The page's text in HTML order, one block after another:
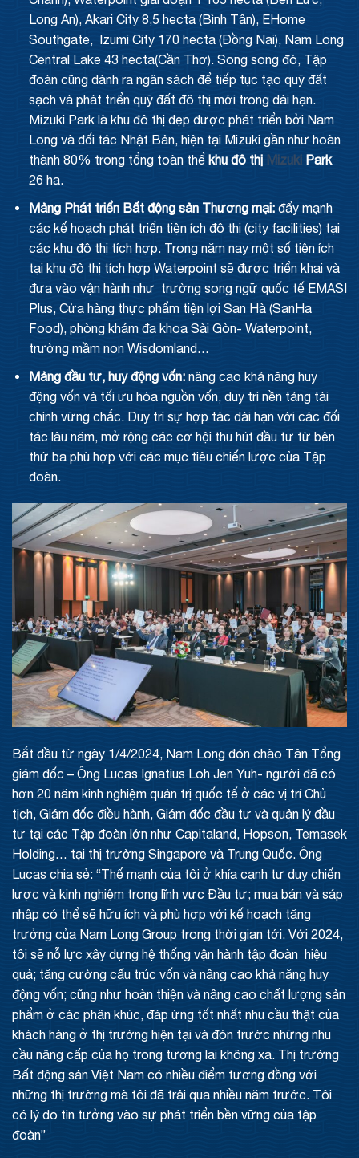
Long An), Akari City 8,5 hecta (Bình Tân), EHome
Southgate, Izumi City 170 hecta (Đồng Nai), Nam Long
Central Lake 43 hecta(Cần Thơ). Song song đó, Tập
đoàn cũng dành ra ngân sách để tiếp tục tạo quỹ đất
sạch và phát triển quỹ đất đô thị mới trong dài hạn.
Mizuki Park là khu đô thị đẹp được phát triển bởi Nam
Long và đối tác Nhật Bản, hiện tại Mizuki gần như hoàn
thành 80% trong tổng toàn thể khu đô thị MizukiPark
26 ha.
Mảng Phát triển Bất động sản Thương mại:đẩy mạnh
các kế hoạch phát triển tiện ích đô thị (city facilities) tại
các khu đô thị tích hợp. Trong năm nay một số tiện ích
tại khu đô thị tích hợp Waterpoint sẽ được triển khai và
đưa vào vận hành như trường song ngữ quốc tế EMASI
Plus, Cửa hàng thực phẩm tiện lợi San Hà (SanHa
Food), phòng khám đa khoa Sài Gòn- Waterpoint,
trường mầm non Wisdomland…
Mảng đầu tư, huy động vốn: nâng cao khả năng huy
động vốn và tối ưu hóa nguồn vốn, duy trì nền tảng tài
chính vững chắc. Duy trì sự hợp tác dài hạn với các đối
tác lâu năm, mở rộng các cơ hội thu hút đầu tư từ bên
thứ ba phù hợp với các mục tiêu chiến lược của Tập
đoàn.
Bắt đầu từ ngày 1/4/2024, Nam Long đón chào Tân Tổng
giám đốc – Ông Lucas Ignatius Loh Jen Yuh- người đã có
hơn 20 năm kinh nghiệm quản trị quốc tế ở các vị trí Chủ
tịch, Giám đốc điều hành, Giám đốc đầu tư và quản lý đầu
tư tại các Tập đoàn lớn như Capitaland, Hopson, Temasek
Holding… tại thị trường Singapore và Trung Quốc. Ông
Lucas chia sẻ: “Thế mạnh của tôi ở khía cạnh tư duy chiến
lược và kinh nghiệm trong lĩnh vực Đầu tư; mua bán và sáp
nhập có thể sẽ hữu ích và phù hợp với kế hoạch tăng
trưởng của Nam Long Group trong thời gian tới. Với 2024,
tôi sẽ nỗ lực xây dựng hệ thống vận hành tập đoàn hiệu
quả; tăng cường cấu trúc vốn và nâng cao khả năng huy
động vốn; cũng như hoàn thiện và nâng cao chất lượng sản
phẩm ở các phân khúc, đáp ứng tốt nhất nhu cầu thật của
khách hàng ở thị trường hiện tại và đón trước những nhu
cầu nâng cấp của họ trong tương lai không xa. Thị trường
Bất động sản Việt Nam có nhiều điểm tương đồng với
những thị trường mà tôi đã trải qua nhiều năm trước. Tôi
có lý do tin tưởng vào sự phát triển bền vững của tập
đoàn”